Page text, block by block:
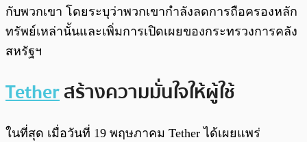
กับพวกเขา โดยระบุว่าพวกเขากำลังลดการถือครองหลัก
ทรัพย์เหล่านั้นและเพิ่มการเปิดเผยของกระทรวงการคลัง
สหรัฐฯ
Tetherสร้างความมั่นใจให้ผู้ใช้
ในที่สุด เมื่อวันที่ 19 พฤษภาคม Tether ได้เผยแพร่